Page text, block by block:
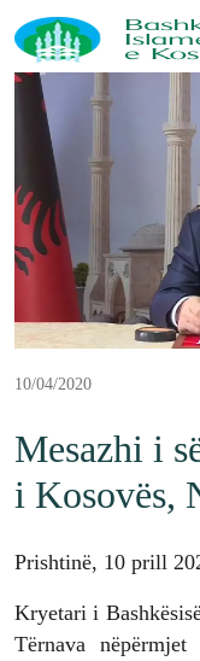
10/04/2020
Mesazhi i
i Kosovës,
Prishtinë, 10 prill
Kryetari i
Tërnava